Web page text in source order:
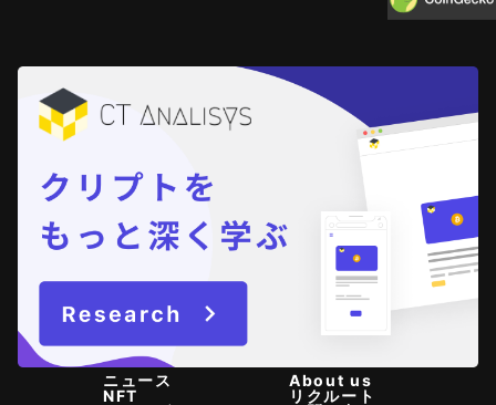
ニュース
NFT
About us
リクルート